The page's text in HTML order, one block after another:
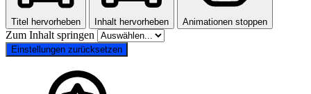
Titel hervorheben Inhalt hervorheben Animationen stoppen
Zum Inhalt springen
Einstellungen zurücksetzen